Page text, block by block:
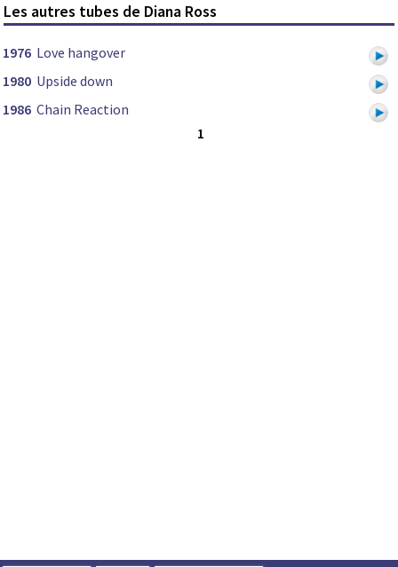
Les autres tubes de Diana Ross
1976 Love hangover
1980 Upside down
1986 Chain Reaction
1